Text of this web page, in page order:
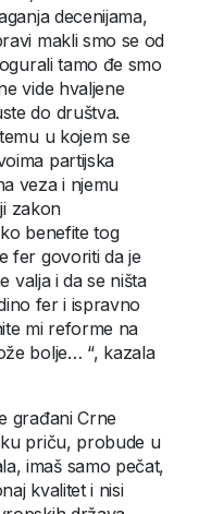
decenijama,
makli smo se od
tamo đe smo
vide hvaljene
do društva.
u kojem se
partijska
veza i njemu
zakon
benefite tog
fer govoriti da je
valja i da se ništa
fer i ispravno
mi reforme na
bolje… “, kazala
građani Crne
priču, probude u
imaš samo pečat,
kvalitet i nisi